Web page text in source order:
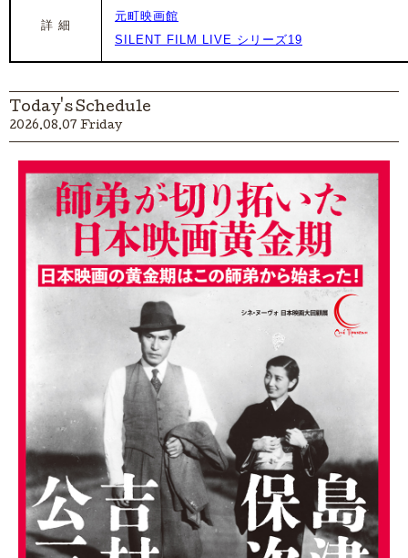
詳 細
元町映画館
SILENT FILM LIVE シリーズ19
Today's Schedule
2026.08.07 Friday